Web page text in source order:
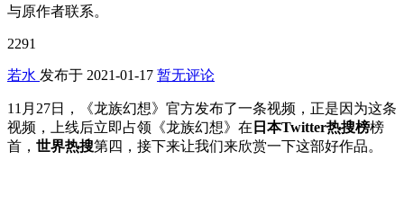
与原作者联系。
2291
若水 发布于 2021-01-17 暂无评论
11月27日，《龙族幻想》官方发布了一条视频，正是因为这条
视频，上线后立即占领《龙族幻想》在 日本Twitter热搜榜榜
首， 世界热搜第四，接下来让我们来欣赏一下这部好作品。